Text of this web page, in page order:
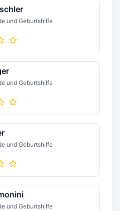
und Geburtshilfe
und Geburtshilfe
und Geburtshilfe
und Geburtshilfe